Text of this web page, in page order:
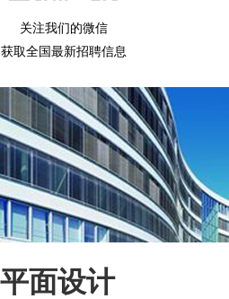
关注我们的微信
获取全国最新招聘信息
平面设计